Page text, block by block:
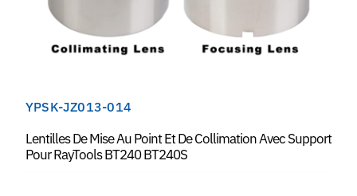
YPSK-JZ013-014
Lentilles De Mise Au Point Et De Collimation Avec Support
Pour RayTools BT240 BT240S